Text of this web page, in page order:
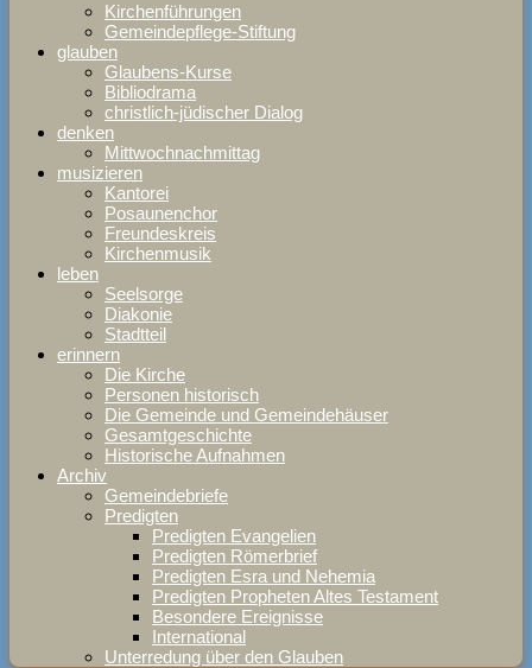
Kirchenführungen
Gemeindepflege-Stiftung
glauben
Glaubens-Kurse
Bibliodrama
christlich-jüdischer Dialog
denken
Mittwochnachmittag
musizieren
Kantorei
Posaunenchor
Freundeskreis
Kirchenmusik
leben
Seelsorge
Diakonie
Stadtteil
erinnern
Die Kirche
Personen historisch
Die Gemeinde und Gemeindehäuser
Gesamtgeschichte
Historische Aufnahmen
Archiv
Gemeindebriefe
Predigten
Predigten Evangelien
Predigten Römerbrief
Predigten Esra und Nehemia
Predigten Propheten Altes Testament
Besondere Ereignisse
International
Unterredung über den Glauben